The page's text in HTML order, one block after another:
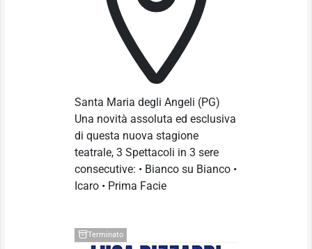
Santa Maria degli Angeli (PG)
Una novità assoluta ed esclusiva
di questa nuova stagione
teatrale, 3 Spettacoli in 3 sere
consecutive: • Bianco su Bianco •
Icaro • Prima Facie
Terminato